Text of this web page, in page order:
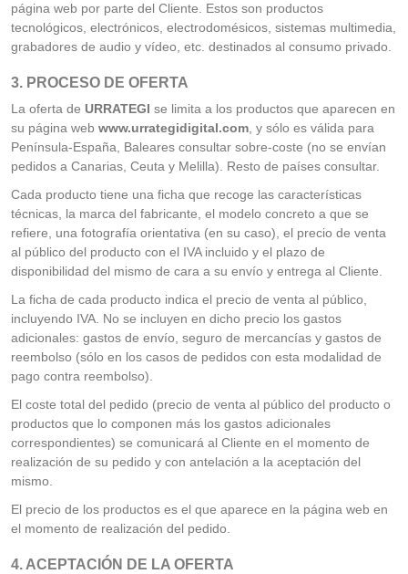
página web por parte del Cliente. Estos son productos
tecnológicos, electrónicos, electrodomésicos, sistemas multimedia,
grabadores de audio y vídeo, etc. destinados al consumo privado.
3. PROCESO DE OFERTA
La oferta de URRATEGI se limita a los productos que aparecen en
su página web www.urrategidigital.com , y sólo es válida para
Península-España, Baleares consultar sobre-coste (no se envían
pedidos a Canarias, Ceuta y Melilla). Resto de países consultar.
Cada producto tiene una ficha que recoge las características
técnicas, la marca del fabricante, el modelo concreto a que se
refiere, una fotografía orientativa (en su caso), el precio de venta
al público del producto con el IVA incluido y el plazo de
disponibilidad del mismo de cara a su envío y entrega al Cliente.
La ficha de cada producto indica el precio de venta al público,
incluyendo IVA. No se incluyen en dicho precio los gastos
adicionales: gastos de envío, seguro de mercancías y gastos de
reembolso (sólo en los casos de pedidos con esta modalidad de
pago contra reembolso).
El coste total del pedido (precio de venta al público del producto o
productos que lo componen más los gastos adicionales
correspondientes) se comunicará al Cliente en el momento de
realización de su pedido y con antelación a la aceptación del
mismo.
El precio de los productos es el que aparece en la página web en
el momento de realización del pedido.
4. ACEPTACIÓN DE LA OFERTA